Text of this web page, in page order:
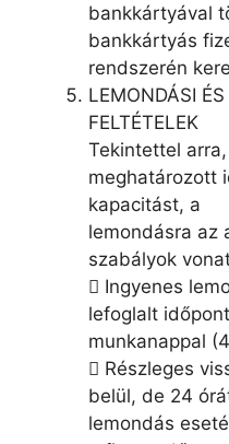
bankkártyával
bankkártyás
rendszerén
LEMONDÁSI
FELTÉTELEK
Tekintettel
meghatározott
kapacitást, a
lemondásra az
szabályok
 Ingyenes
lefoglalt
munkanappal
 Részleges
belül, de 24
lemondás